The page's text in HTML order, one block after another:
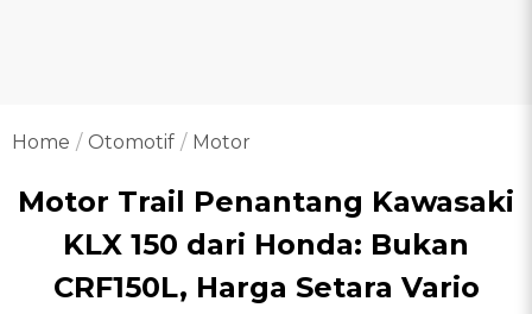
Home Otomotif Motor
Motor Trail Penantang Kawasaki
KLX 150 dari Honda: Bukan
CRF150L, Harga Setara Vario